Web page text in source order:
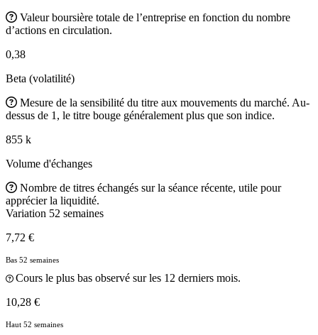
Valeur boursière totale de l’entreprise en fonction du nombre
d’actions en circulation.
0,38
Beta (volatilité)
Mesure de la sensibilité du titre aux mouvements du marché. Au-
dessus de 1, le titre bouge généralement plus que son indice.
855 k
Volume d'échanges
Nombre de titres échangés sur la séance récente, utile pour
apprécier la liquidité.
Variation 52 semaines
7,72 €
Bas 52 semaines
Cours le plus bas observé sur les 12 derniers mois.
10,28 €
Haut 52 semaines